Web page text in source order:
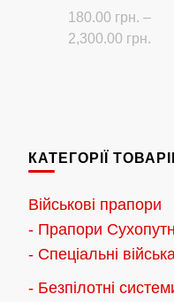
180.00 грн. –
2,300.00 грн.
можна
вибрати
сторінці
КАТЕГОРІЇ
Військові прапори
- Прапори
- Спеціальні
- Безпілотні